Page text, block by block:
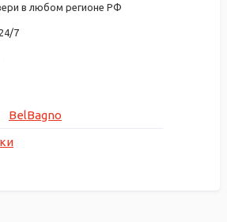
в любом регионе РФ
7
BelBagno